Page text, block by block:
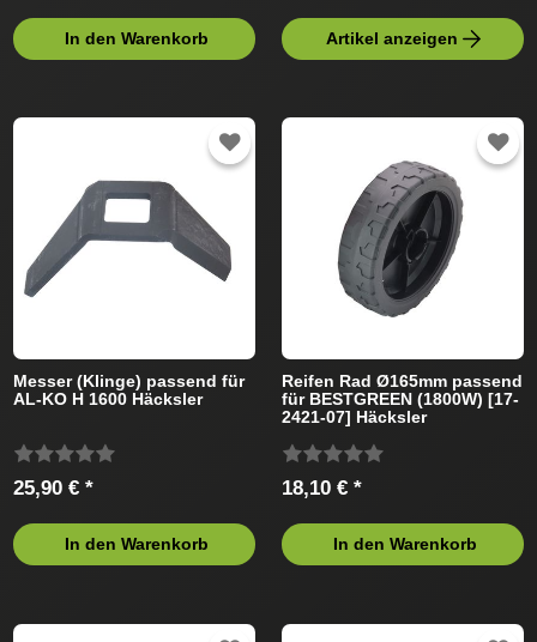
In den Warenkorb Artikel anzeigen
Messer (Klinge) passend für
AL-KO H 1600 Häcksler
25,90 € *
In den Warenkorb
Reifen Rad Ø165mm passend
für BESTGREEN (1800W) [17-
2421-07] Häcksler
18,10 € *
In den Warenkorb